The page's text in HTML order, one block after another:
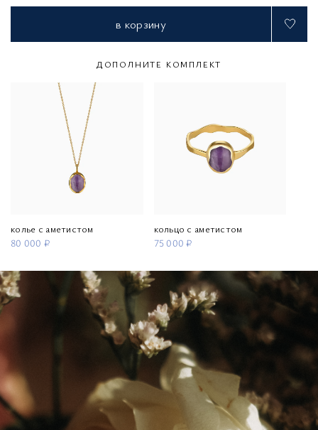
в корзину
ДОПОЛНИТЕ КОМПЛЕКТ
колье с аметистом
80 000 ₽
кольцо с аметистом
75 000 ₽